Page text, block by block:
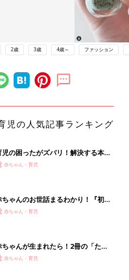
2歳 3歳 4歳～ ファッション
児の人気記事ランキング
児の困ったがズバリ！解決する本
ひよこクラブ 夏号』 4カ月～2才
赤ちゃん・育児
ちゃんのお世話まるわかり！『初め
のひよこクラブ 夏号』〈巻頭大特
赤ちゃん・育児
ちゃんが生まれたら！2冊の「たま
よ」
赤ちゃん・育児